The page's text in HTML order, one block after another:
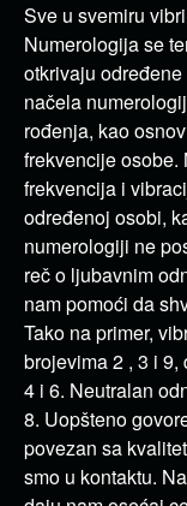
Sve u svemiru
Numerologija se
otkrivaju
načela
rođenja, kao
frekvencije osobe.
frekvencija i
određenoj osobi,
numerologiji ne
reč o ljubavnim
nam pomoći da
Tako na primer,
brojevima 2 , 3 i
4 i 6. Neutralan
8. Uopšteno
povezan sa
smo u kontaktu.